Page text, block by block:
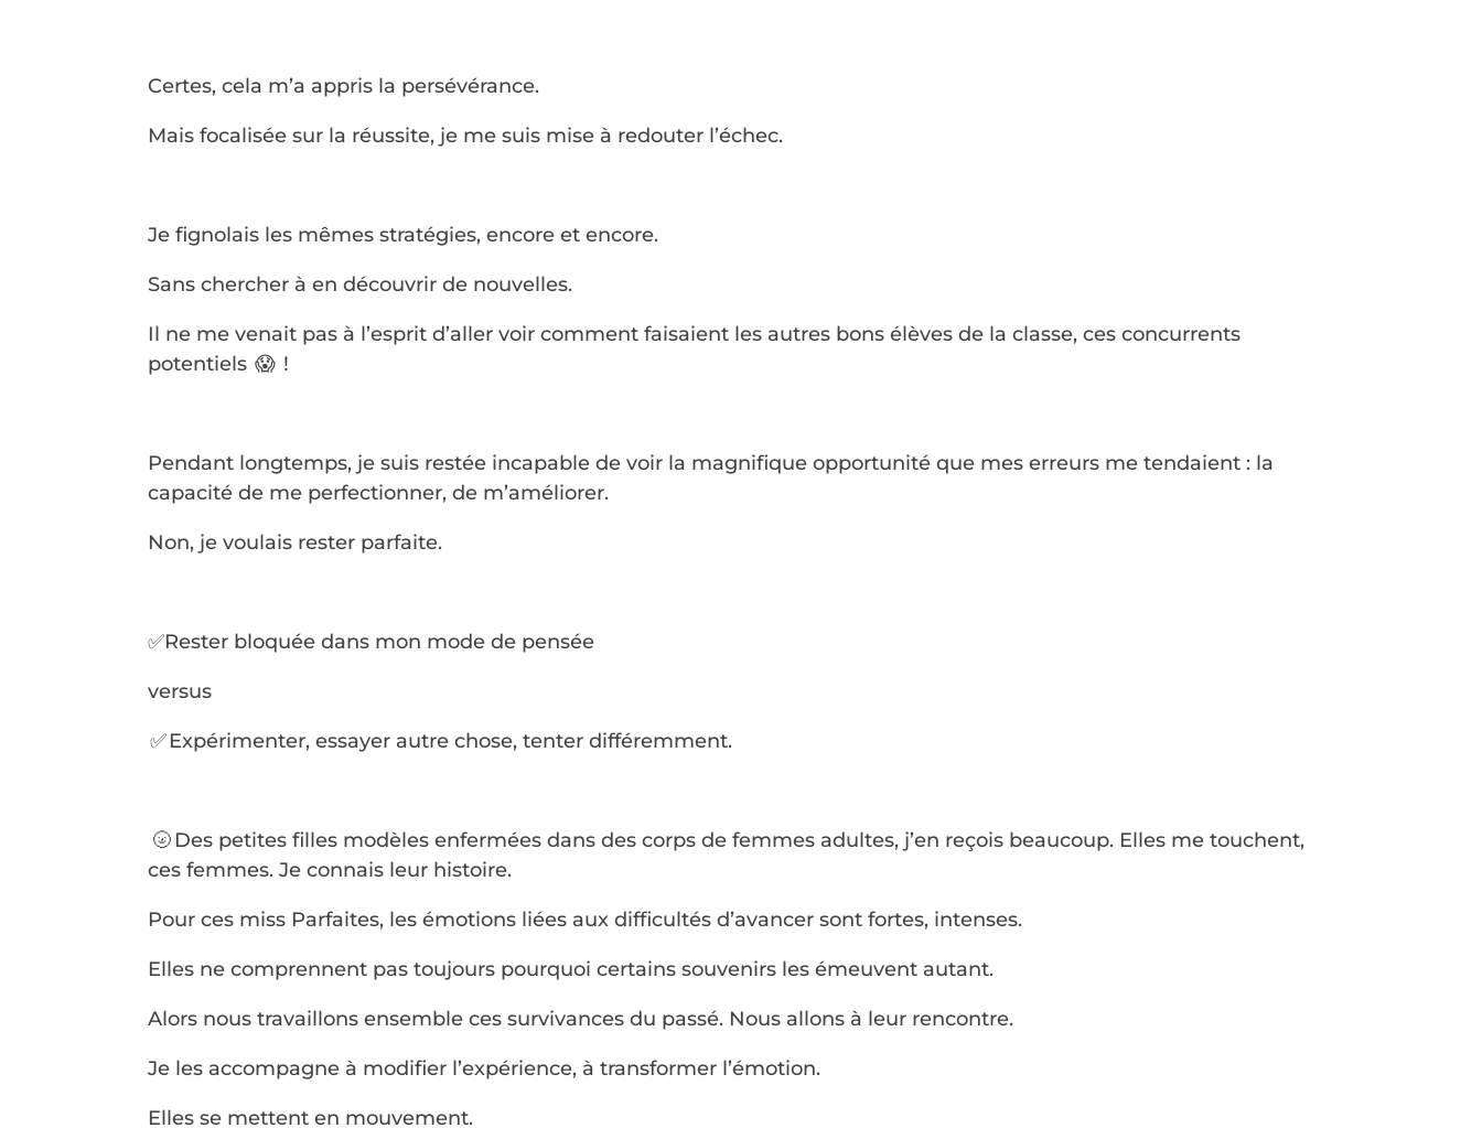
Certes, cela m’a appris la persévérance.
Mais focalisée sur la réussite, je me suis mise à redouter l’échec.
Je fignolais les mêmes stratégies, encore et encore.
Sans chercher à en découvrir de nouvelles.
Il ne me venait pas à l’esprit d’aller voir comment faisaient les autres bons élèves de la classe, ces concurrents
potentiels 😱 !
Pendant longtemps, je suis restée incapable de voir la magnifique opportunité que mes erreurs me tendaient : la
capacité de me perfectionner, de m’améliorer.
Non, je voulais rester parfaite.
✅Rester bloquée dans mon mode de pensée
versus
✅ Expérimenter, essayer autre chose, tenter différemment.
🌝 Des petites filles modèles enfermées dans des corps de femmes adultes, j’en reçois beaucoup. Elles me touchent,
ces femmes. Je connais leur histoire.
Pour ces miss Parfaites, les émotions liées aux difficultés d’avancer sont fortes, intenses.
Elles ne comprennent pas toujours pourquoi certains souvenirs les émeuvent autant.
Alors nous travaillons ensemble ces survivances du passé. Nous allons à leur rencontre.
Je les accompagne à modifier l’expérience, à transformer l’émotion.
Elles se mettent en mouvement.